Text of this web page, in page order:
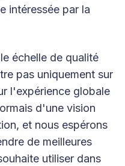
intéressée par la
échelle de qualité
pas uniquement sur
l'expérience globale
d'une vision
et nous espérons
de meilleures
utiliser dans